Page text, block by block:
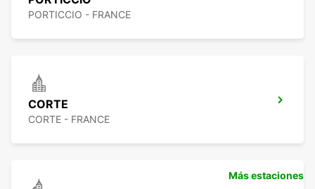
PORTICCIO - FRANCE
CORTE
CORTE - FRANCE
Más estaciones